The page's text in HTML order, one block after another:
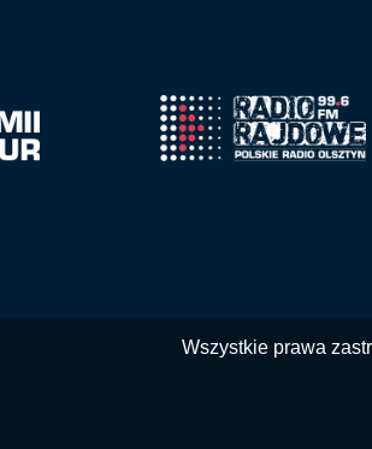
Wszystkie prawa